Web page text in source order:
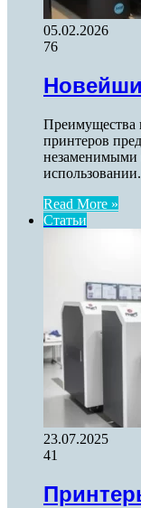
05.02.2026
76
Преимущества
принтеров
незаменимыми
Read More »
Статьи
23.07.2025
41